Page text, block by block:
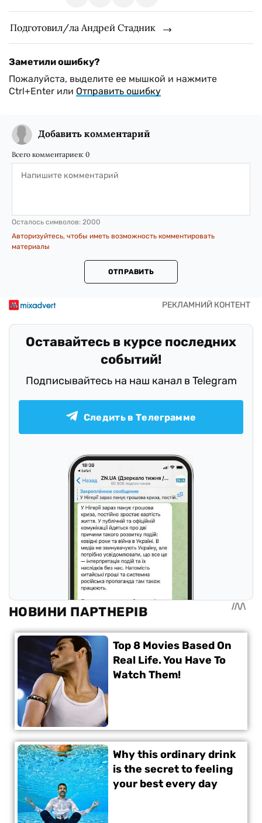
Подготовил/ла Андрей Стадник
Заметили ошибку?
Пожалуйста, выделите ее мышкой и нажмите
Ctrl+Enter или Отправить ошибку
Добавить комментарий
Всего комментариев: 0
Осталось символов: 2000
Авторизуйтесь, чтобы иметь возможность комментировать
материалы
ОТПРАВИТЬ
Оставайтесь в курсе последних
событий!
Подписывайтесь на наш канал в Telegram
Следить в Телеграмме